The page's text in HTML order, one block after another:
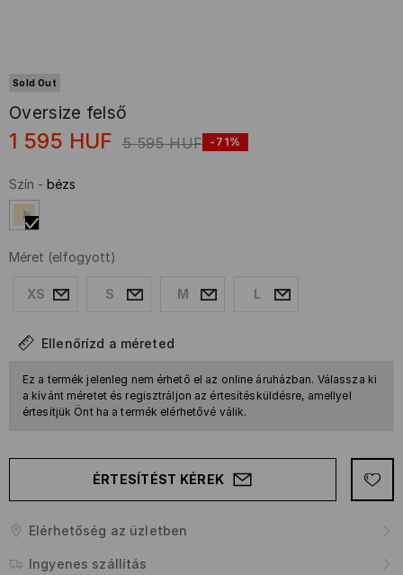
Sold Out
Oversize felső
1 595 HUF 5 595 HUF -71%
Szín - bézs
Méret (elfogyott)
XS S M L
Ellenőrízd a méreted
Ez a termék jelenleg nem érhető el az online áruházban. Válassza ki
a kívánt méretet és regisztráljon az értesítésküldésre, amellyel
értesítjük Önt ha a termék elérhetővé válik.
ÉRTESÍTÉST KÉREK
Elérhetőség az üzletben
Ingyenes szállítás